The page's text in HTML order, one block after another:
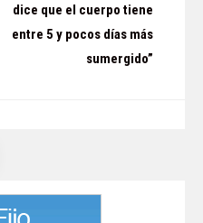
dice que el cuerpo tiene
entre 5 y pocos días más
sumergido”